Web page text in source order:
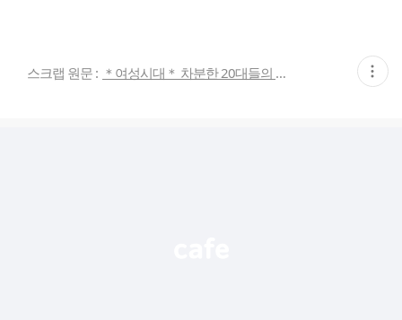
스크랩 원문 : ＊여성시대＊ 차분한 20대들의 알흠다운 공간 현
재